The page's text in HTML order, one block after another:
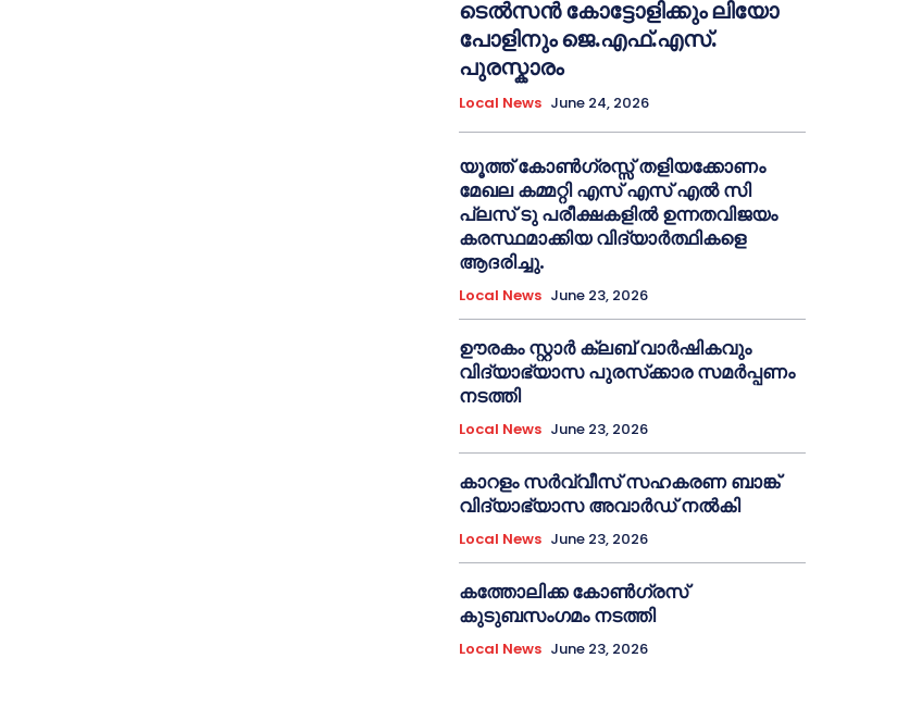
ടെൽസൻ കോട്ടോളിക്കും ലിയോ
പോളിനും ജെ.എഫ്.എസ്.
പുരസ്കാരം
Local News June 24, 2026
യൂത്ത് കോൺഗ്രസ്സ് തളിയക്കോണം
മേഖല കമ്മറ്റി എസ് എസ് എൽ സി
പ്ലസ് ടു പരീക്ഷകളിൽ ഉന്നതവിജയം
കരസ്ഥമാക്കിയ വിദ്യാർത്ഥികളെ
ആദരിച്ചു.
Local News June 23, 2026
ഊരകം സ്റ്റാർ ക്ലബ് വാർഷികവും
വിദ്യാഭ്യാസ പുരസ്‌ക്കാര സമർപ്പണം
നടത്തി
Local News June 23, 2026
കാറളം സർവ്വീസ് സഹകരണ ബാങ്ക്
വിദ്യാഭ്യാസ അവാർഡ് നൽകി
Local News June 23, 2026
കത്തോലിക്ക കോൺഗ്രസ്
കുടുബസംഗമം നടത്തി
Local News June 23, 2026